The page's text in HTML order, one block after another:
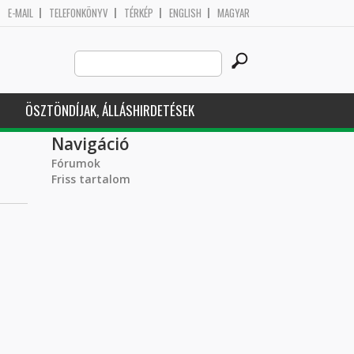
E-MAIL TELEFONKÖNYV TÉRKÉP ENGLISH MAGYAR
Search
this
site
ÖSZTÖNDÍJAK, ÁLLÁSHIRDETÉSEK
Navigáció
Fórumok
Friss tartalom